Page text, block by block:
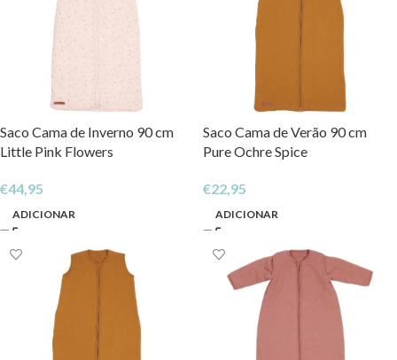
Saco Cama de Inverno 90 cm
Little Pink Flowers
€44,95
ADICIONAR
Saco Cama de Verão 90 cm
Pure Ochre Spice
€22,95
ADICIONAR